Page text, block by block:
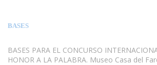
BASES
BASES PARA EL CONCURSO
HONOR A LA PALABRA. Museo Casa del